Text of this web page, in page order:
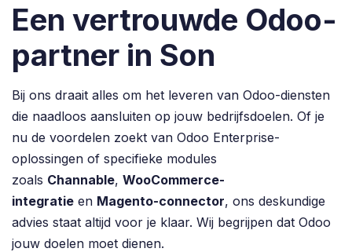
Een vertrouwde Odoo-
partner in Son
Bij ons draait alles om het leveren van Odoo-diensten
die naadloos aansluiten op jouw bedrijfsdoelen. Of je
nu de voordelen zoekt van Odoo Enterprise-
oplossingen of specifieke modules
zoals Channable, WooCommerce-
integratie en Magento-connector, ons deskundige
advies staat altijd voor je klaar. Wij begrijpen dat Odoo
jouw doelen moet dienen.